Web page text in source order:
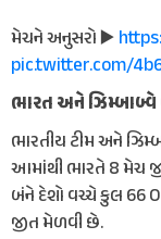
મેચને અનુસરો ▶️
pic.twitter.com/
ભારત અને
ભારતીય ટીમ અને
આમાંથી ભારતે 8 મેચ
બંને દેશો વચ્ચે કુલ 66
જીત મેળવી છે.